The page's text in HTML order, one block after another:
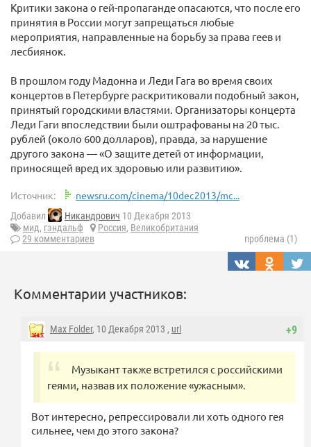
Критики закона о гей-пропаганде опасаются, что после его
принятия в России могут запрещаться любые
мероприятия, направленные на борьбу за права геев и
лесбиянок.
В прошлом году Мадонна и Леди Гага во время своих
концертов в Петербурге раскритиковали подобный закон,
принятый городскими властями. Организаторы концерта
Леди Гаги впоследствии были оштрафованы на 20 тыс.
рублей (около 600 долларов), правда, за нарушение
другого закона — «О защите детей от информации,
приносящей вред их здоровью или развитию».
Источник: newsru.com/cinema/10dec2013/mc...
Добавил Никандрович 10 Декабря 2013
мид, гэндальф Россия, Великобритания
29 комментариев
проблема (1)
Комментарии участников:
+9
Max Folder, 10 Декабря 2013 , url
Музыкант также встретился с российскими
геями, назвав их положение «ужасным».
Вот интересно, репрессировали ли хоть одного гея
сильнее, чем до этого закона?